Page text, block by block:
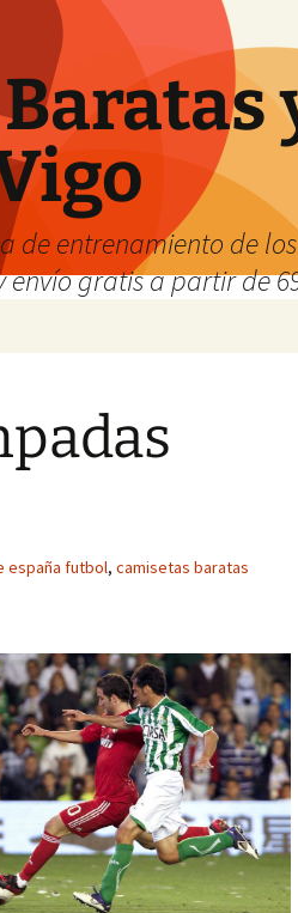
entrenamiento de
gratis a partir de
españa futbol, camisetas baratas